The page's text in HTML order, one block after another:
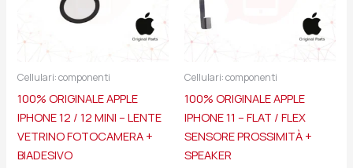
Cellulari: componenti
100% ORIGINALE APPLE
IPHONE 12 / 12 MINI – LENTE
VETRINO FOTOCAMERA +
BIADESIVO
Cellulari: componenti
100% ORIGINALE APPLE
IPHONE 11 – FLAT / FLEX
SENSORE PROSSIMITÀ +
SPEAKER